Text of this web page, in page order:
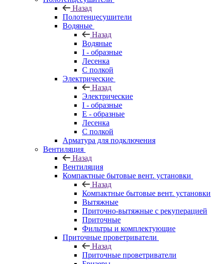
Назад
Полотенцесушители
Водяные
Назад
Водяные
I - образные
Лесенка
С полкой
Электрические
Назад
Электрические
I - образные
E - образные
Лесенка
С полкой
Арматура для подключения
Вентиляция
Назад
Вентиляция
Компактные бытовые вент. установки
Назад
Компактные бытовые вент. установки
Вытяжные
Приточно-вытяжные с рекуперацией
Приточные
Фильтры и комплектующие
Приточные проветриватели
Назад
Приточные проветриватели